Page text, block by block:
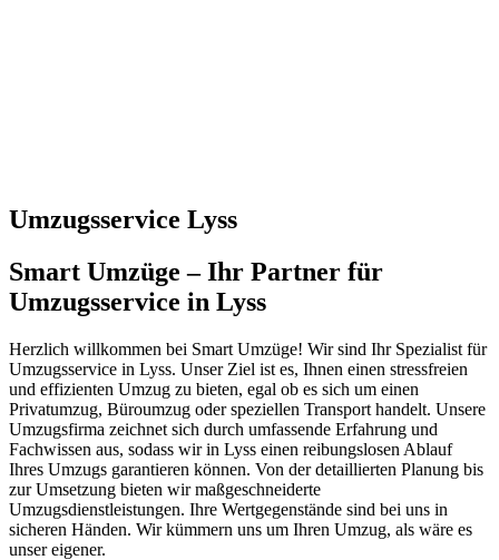
Umzugsservice Lyss
Smart Umzüge – Ihr Partner für
Umzugsservice in Lyss
Herzlich willkommen bei Smart Umzüge! Wir sind Ihr Spezialist für
Umzugsservice in Lyss. Unser Ziel ist es, Ihnen einen stressfreien
und effizienten Umzug zu bieten, egal ob es sich um einen
Privatumzug, Büroumzug oder speziellen Transport handelt. Unsere
Umzugsfirma zeichnet sich durch umfassende Erfahrung und
Fachwissen aus, sodass wir in Lyss einen reibungslosen Ablauf
Ihres Umzugs garantieren können. Von der detaillierten Planung bis
zur Umsetzung bieten wir maßgeschneiderte
Umzugsdienstleistungen. Ihre Wertgegenstände sind bei uns in
sicheren Händen. Wir kümmern uns um Ihren Umzug, als wäre es
unser eigener.